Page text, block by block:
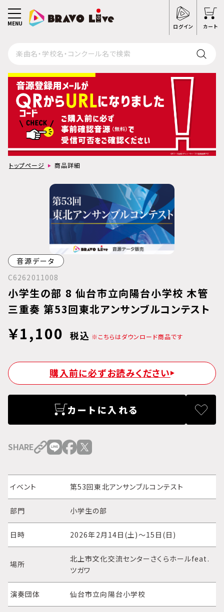
ログイン カート
MENU
トップページ 商品詳細
音源データ
C6262011008
小学生の部 8 仙台市立向陽台小学校 木管
三重奏 第53回東北アンサンブルコンテスト
￥1,100 税込 ※こちらはダウンロード商品です
購入前に必ずお読みください
カートに入れる
SHARE
イベント 第53回東北アンサンブルコンテスト
部門 小学生の部
日時 2026年2月14日(土)～15日(日)
場所
北上市文化交流センターさくらホールfeat.
ツガワ
演奏団体 仙台市立向陽台小学校